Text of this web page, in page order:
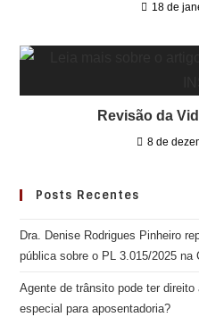
18 de
Revisão da
8 de
Posts Recentes
Dra. Denise Rodrigues Pinheiro
pública sobre o PL 3.015/2025 na
Agente de trânsito pode ter
especial para aposentadoria?